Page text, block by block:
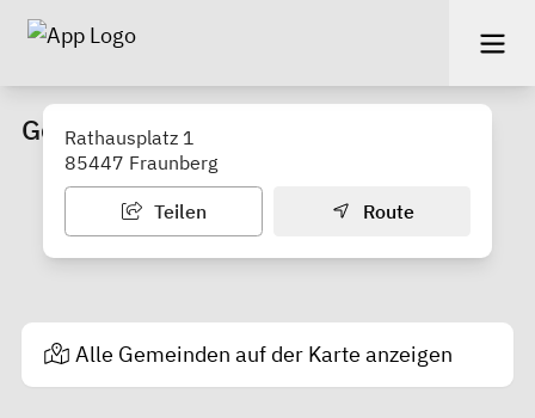
Gemeinde Fraunberg
Rathausplatz 1
85447 Fraunberg
Teilen Route
Alle Gemeinden auf der Karte anzeigen